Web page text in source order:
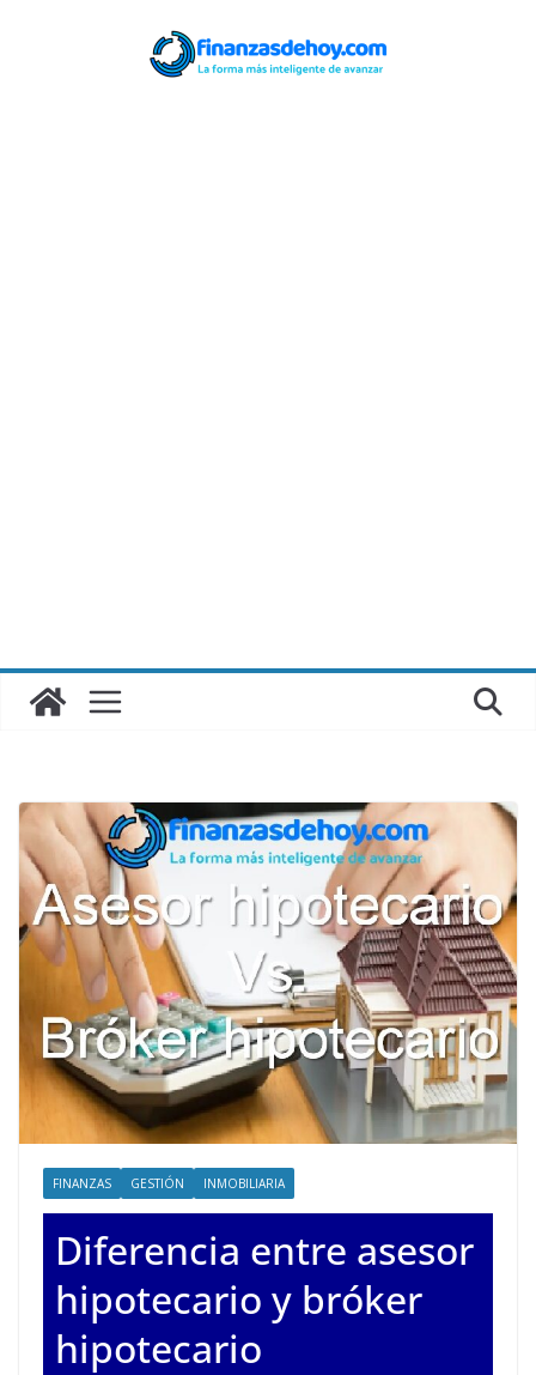
FINANZAS GESTIÓN INMOBILIARIA
Diferencia entre asesor
hipotecario y bróker
hipotecario